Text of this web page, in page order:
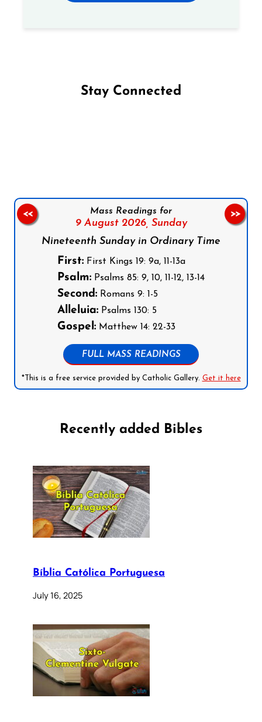
Stay Connected
Mass Readings for
9 August 2026, Sunday
Nineteenth Sunday in Ordinary Time
First: First Kings 19: 9a, 11-13a
Psalm: Psalms 85: 9, 10, 11-12, 13-14
Second: Romans 9: 1-5
Alleluia: Psalms 130: 5
Gospel: Matthew 14: 22-33
FULL MASS READINGS
*This is a free service provided by Catholic Gallery. Get it here
<< >>
Recently added Bibles
Bíblia Católica Portuguesa
July 16, 2025